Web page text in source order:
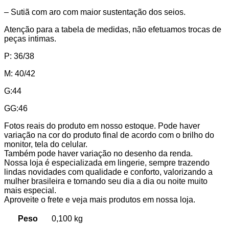
– Sutiã com aro com maior sustentação dos seios.
Atenção para a tabela de medidas, não efetuamos trocas de
peças intimas.
P: 36/38
M: 40/42
G:44
GG:46
Fotos reais do produto em nosso estoque. Pode haver
variação na cor do produto final de acordo com o brilho do
monitor, tela do celular.
Também pode haver variação no desenho da renda.
Nossa loja é especializada em lingerie, sempre trazendo
lindas novidades com qualidade e conforto, valorizando a
mulher brasileira e tornando seu dia a dia ou noite muito
mais especial.
Aproveite o frete e veja mais produtos em nossa loja.
Peso
0,100 kg